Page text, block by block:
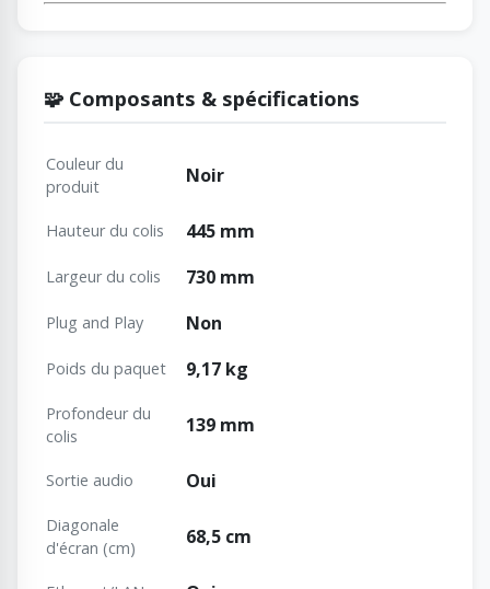
🧩 Composants & spécifications
Couleur du
produit
Noir
Hauteur du colis 445 mm
Largeur du colis 730 mm
Plug and Play Non
Poids du paquet 9,17 kg
Profondeur du
colis
139 mm
Sortie audio Oui
Diagonale
d'écran (cm)
68,5 cm